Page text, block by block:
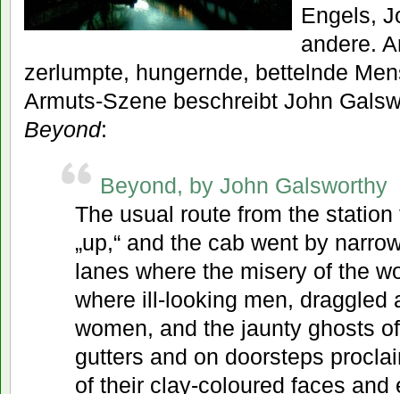
Engels,
andere.
zerlumpte, hungernde, bettelnde
Armuts-Szene beschreibt John
Beyond:
Beyond, by John Galsworthy
The usual route from the
„up,“ and the cab went by
lanes where the misery of the
where ill-looking men, draggled
women, and the jaunty ghosts
gutters and on doorsteps
of their clay-coloured faces and